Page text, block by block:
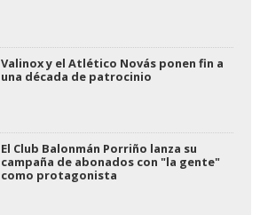
Valinox y el Atlético Novás ponen fin a
una década de patrocinio
El Club Balonmán Porriño lanza su
campaña de abonados con "la gente"
como protagonista